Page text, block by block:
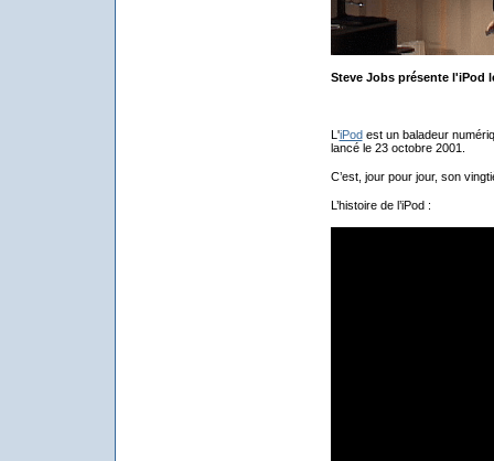
Steve Jobs présente l'iPod
L'iPodest un baladeur
lancé le 23 octobre 2001.
C’est, jour pour jour, son
L’histoire de l’iPod :